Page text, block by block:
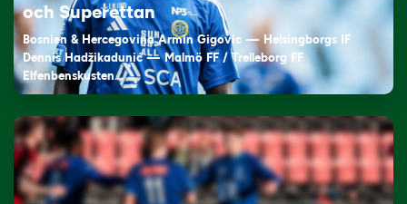
och Superettan
Bosnien & Hercegovina Armin Gigovic — Helsingborgs IF
Dennis Hadžikadunić — Malmö FF / Trelleborg FF
Elfenbenskusten…